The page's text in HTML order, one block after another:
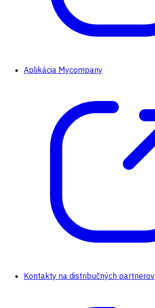
Aplikácia Mycompany
Kontakty na distribučných partnerov